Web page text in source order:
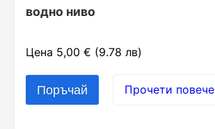
водно ниво
Цена 5,00 € (9.78 лв)
Прочети повече